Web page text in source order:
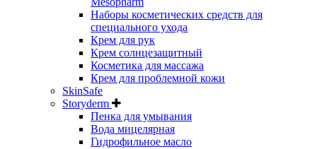
Наборы косметических средств для
специального ухода
Крем для рук
Крем солнцезащитный
Косметика для массажа
Крем для проблемной кожи
SkinSafe
Storyderm
Пенка для умывания
Вода мицелярная
Гидрофильное масло